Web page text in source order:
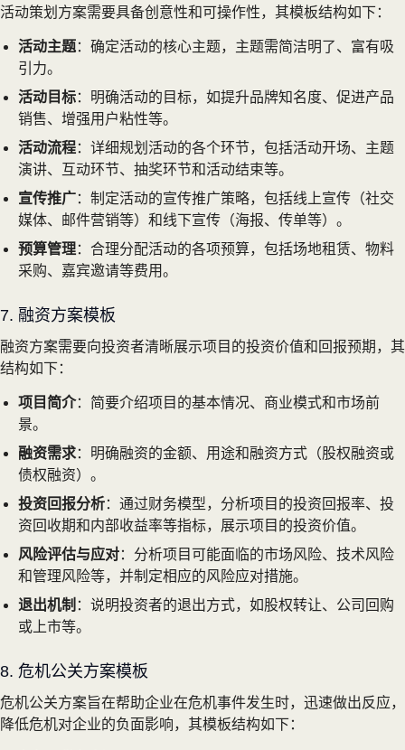
活动策划方案需要具备创意性和可操作性，其模板结构如下：
活动主题：确定活动的核心主题，主题需简洁明了、富有吸
引力。
活动目标：明确活动的目标，如提升品牌知名度、促进产品
销售、增强用户粘性等。
活动流程：详细规划活动的各个环节，包括活动开场、主题
演讲、互动环节、抽奖环节和活动结束等。
宣传推广：制定活动的宣传推广策略，包括线上宣传（社交
媒体、邮件营销等）和线下宣传（海报、传单等）。
预算管理：合理分配活动的各项预算，包括场地租赁、物料
采购、嘉宾邀请等费用。
7. 融资方案模板
融资方案需要向投资者清晰展示项目的投资价值和回报预期，其
结构如下：
项目简介：简要介绍项目的基本情况、商业模式和市场前
景。
融资需求：明确融资的金额、用途和融资方式（股权融资或
债权融资）。
投资回报分析：通过财务模型，分析项目的投资回报率、投
资回收期和内部收益率等指标，展示项目的投资价值。
风险评估与应对：分析项目可能面临的市场风险、技术风险
和管理风险等，并制定相应的风险应对措施。
退出机制 ：说明投资者的退出方式，如股权转让、公司回购
或上市等。
8. 危机公关方案模板
危机公关方案旨在帮助企业在危机事件发生时，迅速做出反应，
降低危机对企业的负面影响，其模板结构如下：